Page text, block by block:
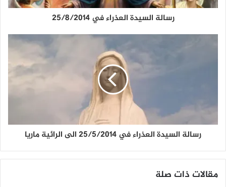
رسالة السيدة العذراء في 25/8/2014
رسالة السيدة العذراء في 25/5/2014 الى الرائية ماريا
مقالات ذات صلة